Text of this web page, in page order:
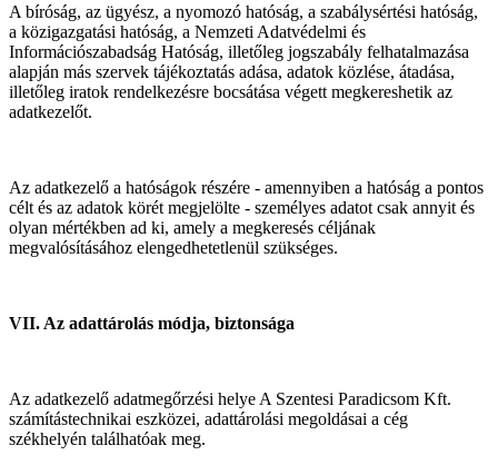
A bíróság, az ügyész, a nyomozó hatóság, a szabálysértési hatóság,
a közigazgatási hatóság, a Nemzeti Adatvédelmi és
Információszabadság Hatóság, illetőleg jogszabály felhatalmazása
alapján más szervek tájékoztatás adása, adatok közlése, átadása,
illetőleg iratok rendelkezésre bocsátása végett megkereshetik az
adatkezelőt.
Az adatkezelő a hatóságok részére - amennyiben a hatóság a pontos
célt és az adatok körét megjelölte - személyes adatot csak annyit és
olyan mértékben ad ki, amely a megkeresés céljának
megvalósításához elengedhetetlenül szükséges.
VII. Az adattárolás módja, biztonsága
Az adatkezelő adatmegőrzési helye A Szentesi Paradicsom Kft.
számítástechnikai eszközei, adattárolási megoldásai a cég
székhelyén találhatóak meg.